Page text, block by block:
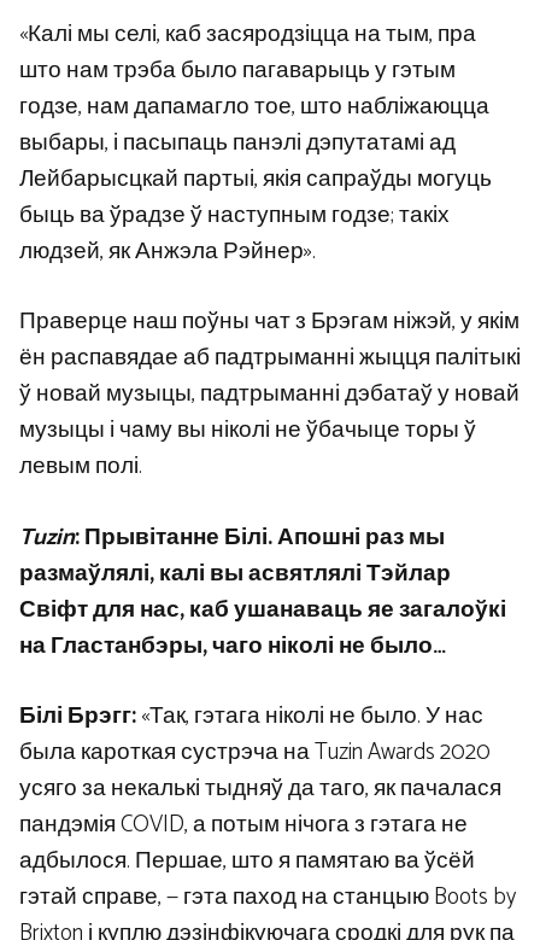
«Калі мы селі, каб засяродзіцца на тым, пра
што нам трэба было пагаварыць у гэтым
годзе, нам дапамагло тое, што набліжаюцца
выбары, і пасыпаць панэлі дэпутатамі ад
Лейбарысцкай партыі, якія сапраўды могуць
быць ва ўрадзе ў наступным годзе; такіх
людзей, як Анжэла Рэйнер».
Праверце наш поўны чат з Брэгам ніжэй, у якім
ён распавядае аб падтрыманні жыцця палітыкі
ў новай музыцы, падтрыманні дэбатаў у новай
музыцы і чаму вы ніколі не ўбачыце торы ў
левым полі.
Tuzin: Прывітанне Білі. Апошні раз мы
размаўлялі, калі вы асвятлялі Тэйлар
Свіфт для нас, каб ушанаваць яе загалоўкі
на Гластанбэры, чаго ніколі не было…
Білі Брэгг:«Так, гэтага ніколі не было. У нас
была кароткая сустрэча на Tuzin Awards 2020
усяго за некалькі тыдняў да таго, як пачалася
пандэмія COVID, а потым нічога з гэтага не
адбылося. Першае, што я памятаю ва ўсёй
гэтай справе, — гэта паход на станцыю Boots by